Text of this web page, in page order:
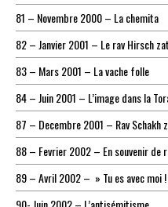
81 – Novembre 2000 – La chemita
82 – Janvier 2001 – Le rav Hirsch
83 – Mars 2001 – La vache folle
84 – Juin 2001 – L’image dans la
87 – Decembre 2001 – Rav Schakh
88 – Fevrier 2002 – En souvenir de
89 – Avril 2002 – » Tu es avec moi